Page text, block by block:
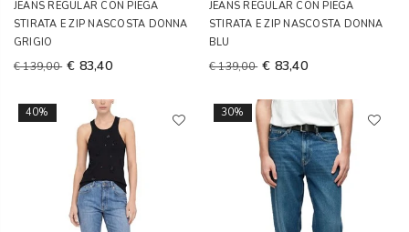
JEANS REGULAR CON PIEGA
STIRATA E ZIP NASCOSTA DONNA
GRIGIO
€ 139,00 € 83,40
JEANS REGULAR CON PIEGA
STIRATA E ZIP NASCOSTA DONNA
BLU
€ 139,00 € 83,40
40% 30%